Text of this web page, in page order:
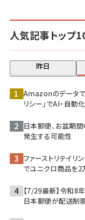
人気記事トップ
昨日
Amazonのデータで
リシー」でAI・自
日本郵便、お盆期
発生する可能性
ファーストリテイ
でユニクロ商品を2
【7/29最新】令和8
日本郵便が配送制